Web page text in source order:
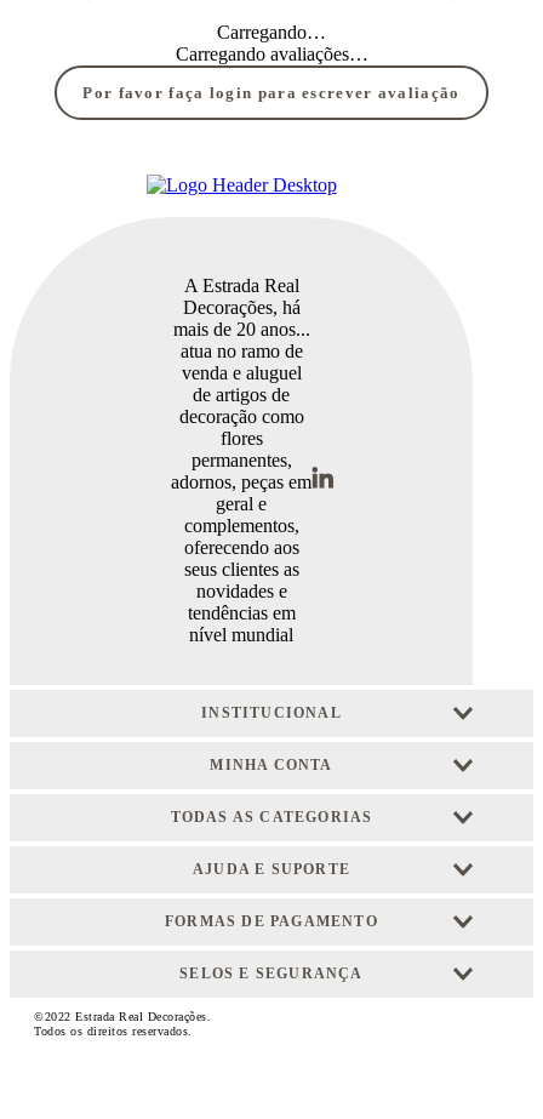
Carregando…
Por favor faça login para escrever avaliação
Carregando avaliações…
A Estrada Real
Decorações, há
mais de 20 anos...
atua no ramo de
venda e aluguel
de artigos de
decoração como
flores
permanentes,
adornos, peças em
geral e
complementos,
oferecendo aos
seus clientes as
novidades e
tendências em
nível mundial
INSTITUCIONAL
MINHA CONTA
TODAS AS CATEGORIAS
AJUDA E SUPORTE
FORMAS DE PAGAMENTO
SELOS E SEGURANÇA
©2022 Estrada Real Decorações.
Todos os direitos reservados.